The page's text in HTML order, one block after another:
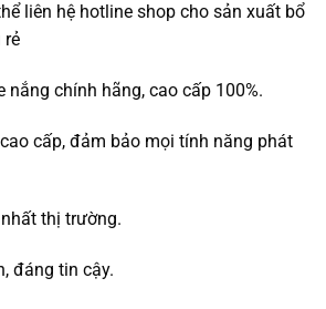
liên hệ hotline shop cho sản xuất bổ
rẻ
nắng chính hãng, cao cấp 100%.
cấp, đảm bảo mọi tính năng phát
thị trường.
đáng tin cậy.